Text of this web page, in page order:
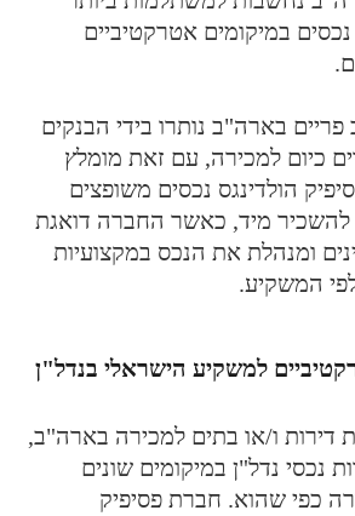
במיקומים אטרקטיביים
בארה"ב נותרו בידי הבנקים
כיום למכירה, עם זאת מומלץ
הולדינגס נכסים משופצים
להשכיר מיד, כאשר החברה דואגת
ומנהלת את הנכס במקצועיות
המשקיע.
למשקיע הישראלי בנדל"ן
דירות ו/או בתים למכירה בארה"ב,
נכסי נדל"ן במיקומים שונים
כפי שהוא. חברת פסיפיק